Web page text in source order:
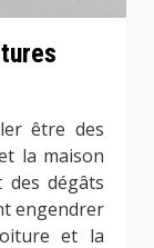
être des
la maison
dégâts
engendrer
et la